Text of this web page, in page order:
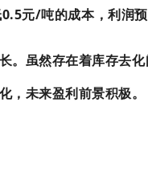
元/吨的成本，利润预
。虽然存在着库存去
，未来盈利前景积极。